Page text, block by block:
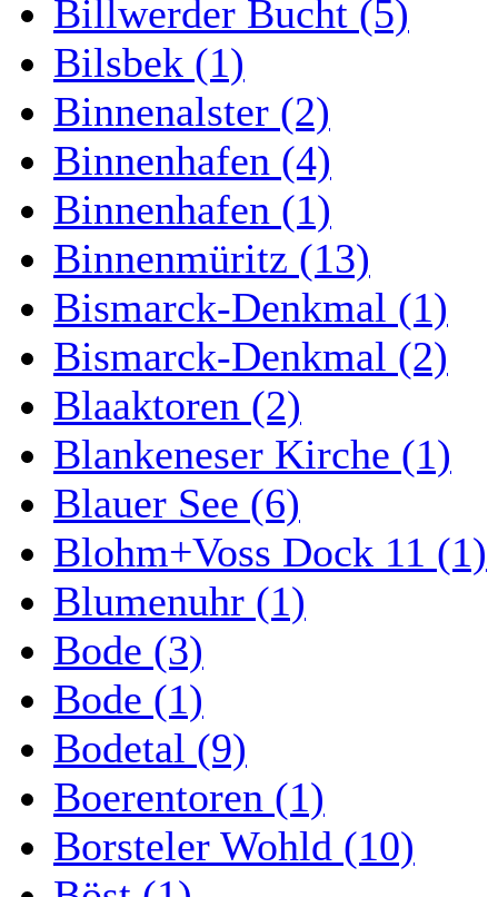
Billwerder Bucht (5)
Bilsbek (1)
Binnenalster (2)
Binnenhafen (4)
Binnenhafen (1)
Binnenmüritz (13)
Bismarck-Denkmal (1)
Bismarck-Denkmal (2)
Blaaktoren (2)
Blankeneser Kirche (1)
Blauer See (6)
Blohm+Voss Dock 11 (1)
Blumenuhr (1)
Bode (3)
Bode (1)
Bodetal (9)
Boerentoren (1)
Borsteler Wohld (10)